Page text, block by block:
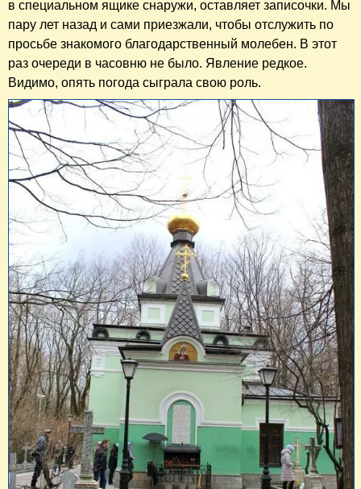
в специальном ящике снаружи, оставляет записочки. Мы
пару лет назад и сами приезжали, чтобы отслужить по
просьбе знакомого благодарственный молебен. В этот
раз очереди в часовню не было. Явление редкое.
Видимо, опять погода сыграла свою роль.